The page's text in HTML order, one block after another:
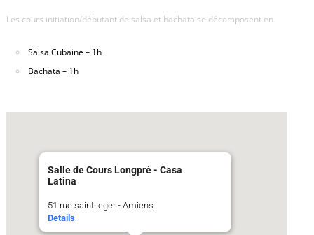
Les cours initiation/débutant de salsa et bachata se décomposent en
Salsa Cubaine – 1h
Bachata – 1h
Salle de Cours Longpré - Casa
Latina
51 rue saint leger - Amiens
Details